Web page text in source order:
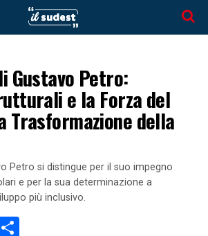
Gustavo Petro:
e la Forza del
Trasformazione della
Petro si distingue per il suo impegno
e per la sua determinazione a
più inclusivo.
Condividi